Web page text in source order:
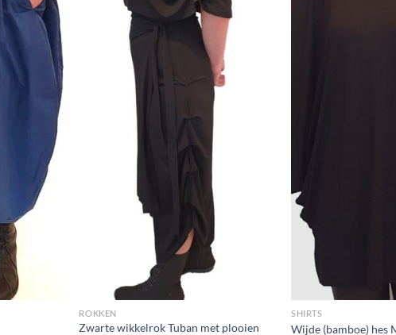
ROKKEN
Zwarte wikkelrok Tuban met plooien
SHIRTS
Wijde (bamboe) hes